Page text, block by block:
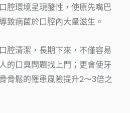
腔環境呈現酸性，使原先嘴巴
致病菌於口腔內大量滋生。
腔清潔，長期下來，不僅容易
的口臭問題找上門；更會使牙
骨鬆的罹患風險提升2～3倍之